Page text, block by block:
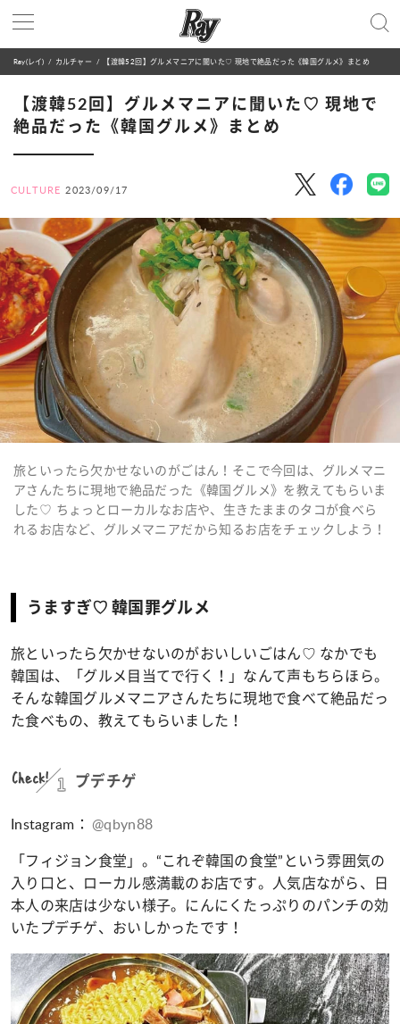
Ray(レイ) カルチャー 【渡韓52回】グルメマニアに聞いた♡ 現地で絶品だった《韓国グルメ》まとめ
【渡韓52回】グルメマニアに聞いた♡ 現地で
絶品だった《韓国グルメ》まとめ
CULTURE 2023/09/17
旅といったら欠かせないのがごはん！そこで今回は、グルメマニ
アさんたちに現地で絶品だった《韓国グルメ》を教えてもらいま
した♡ ちょっとローカルなお店や、生きたままのタコが食べら
れるお店など、グルメマニアだから知るお店をチェックしよう！
うますぎ♡ 韓国罪グルメ
旅といったら欠かせないのがおいしいごはん♡ なかでも
韓国は、「グルメ目当てで行く！」なんて声もちらほら。
そんな韓国グルメマニアさんたちに現地で食べて絶品だっ
た食べもの、教えてもらいました！
Check! 1 プデチゲ
Instagram： @qbyn88
「フィジョン食堂」。“これぞ韓国の食堂”という雰囲気の
入り口と、ローカル感満載のお店です。人気店ながら、日
本人の来店は少ない様子。にんにくたっぷりのパンチの効
いたプデチゲ、おいしかったです！